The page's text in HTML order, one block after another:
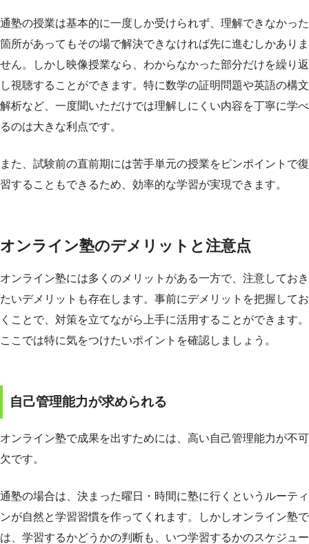
通塾の授業は基本的に一度しか受けられず、理解できなかった
箇所があってもその場で解決できなければ先に進むしかありま
せん。しかし映像授業なら、わからなかった部分だけを繰り返
し視聴することができます。特に数学の証明問題や英語の構文
解析など、一度聞いただけでは理解しにくい内容を丁寧に学べ
るのは大きな利点です。
また、試験前の直前期には苦手単元の授業をピンポイントで復
習することもできるため、効率的な学習が実現できます。
オンライン塾のデメリットと注意点
オンライン塾には多くのメリットがある一方で、注意しておき
たいデメリットも存在します。事前にデメリットを把握してお
くことで、対策を立てながら上手に活用することができます。
ここでは特に気をつけたいポイントを確認しましょう。
自己管理能力が求められる
オンライン塾で成果を出すためには、高い自己管理能力が不可
欠です。
通塾の場合は、決まった曜日・時間に塾に行くというルーティ
ンが自然と学習習慣を作ってくれます。しかしオンライン塾で
は、学習するかどうかの判断も、いつ学習するかのスケジュー